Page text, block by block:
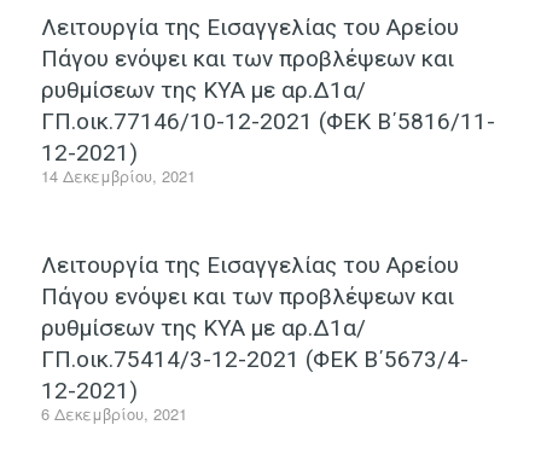
Λειτουργία της Εισαγγελίας του Αρείου
Πάγου ενόψει και των προβλέψεων και
ρυθμίσεων της ΚΥΑ με αρ.Δ1α/
ΓΠ.οικ.77146/10-12-2021 (ΦΕΚ Β΄5816/11-
12-2021)
14 Δεκεμβρίου, 2021
Λειτουργία της Εισαγγελίας του Αρείου
Πάγου ενόψει και των προβλέψεων και
ρυθμίσεων της ΚΥΑ με αρ.Δ1α/
ΓΠ.οικ.75414/3-12-2021 (ΦΕΚ Β΄5673/4-
12-2021)
6 Δεκεμβρίου, 2021